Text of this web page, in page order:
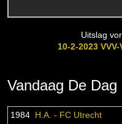
Uitslag
10-2-2023
Vandaag De Dag
1984 H.A. - FC Utrecht